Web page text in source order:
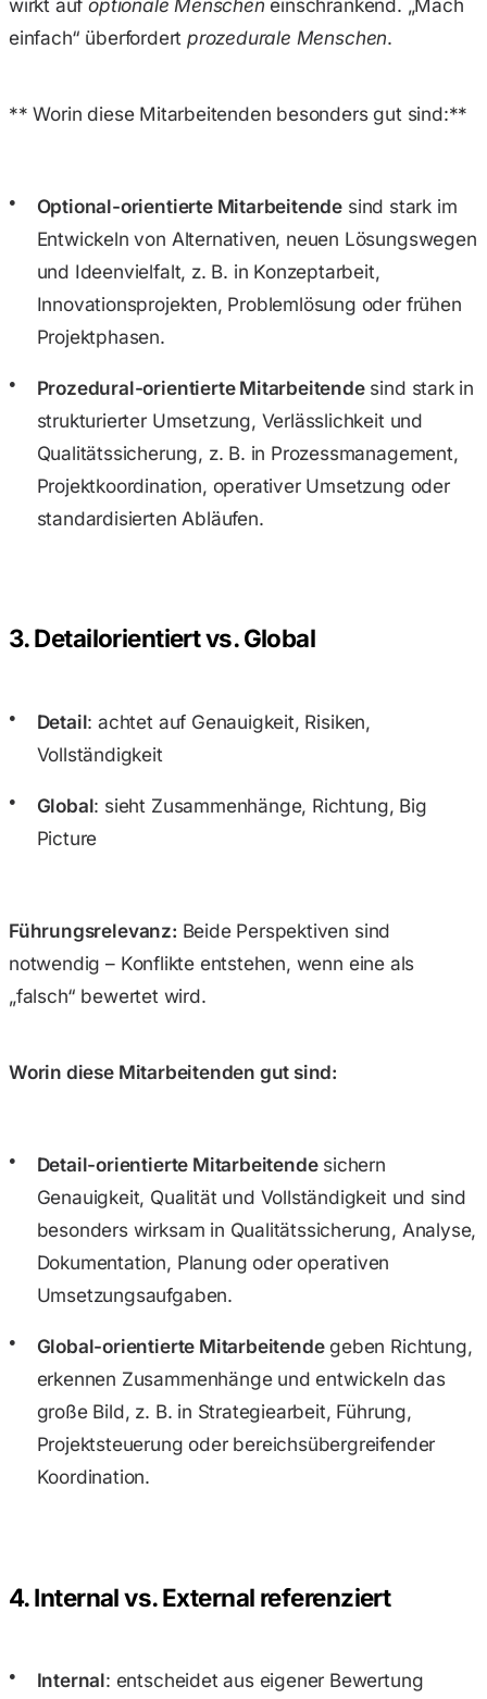
wirkt aufoptionale Menschen einschränkend. „Mach
einfach“ überfordert prozedurale Menschen.
** Worin diese Mitarbeitenden besonders gut sind:**
Optional-orientierte Mitarbeitende sind stark im
Entwickeln von Alternativen, neuen Lösungswegen
und Ideenvielfalt, z. B. in Konzeptarbeit,
Innovationsprojekten, Problemlösung oder frühen
Projektphasen.
Prozedural-orientierte Mitarbeitendesind stark in
strukturierter Umsetzung, Verlässlichkeit und
Qualitätssicherung, z. B. in Prozessmanagement,
Projektkoordination, operativer Umsetzung oder
standardisierten Abläufen.
3. Detailorientiert vs. Global
Detail: achtet auf Genauigkeit, Risiken,
Vollständigkeit
Global: sieht Zusammenhänge, Richtung, Big
Picture
Führungsrelevanz: Beide Perspektiven sind
notwendig – Konflikte entstehen, wenn eine als
„falsch“ bewertet wird.
Worin diese Mitarbeitenden gut sind:
Detail-orientierte Mitarbeitendesichern
Genauigkeit, Qualität und Vollständigkeit und sind
besonders wirksam in Qualitätssicherung, Analyse,
Dokumentation, Planung oder operativen
Umsetzungsaufgaben.
Global-orientierte Mitarbeitendegeben Richtung,
erkennen Zusammenhänge und entwickeln das
große Bild, z. B. in Strategiearbeit, Führung,
Projektsteuerung oder bereichsübergreifender
Koordination.
4. Internal vs. External referenziert
Internal: entscheidet aus eigener Bewertung